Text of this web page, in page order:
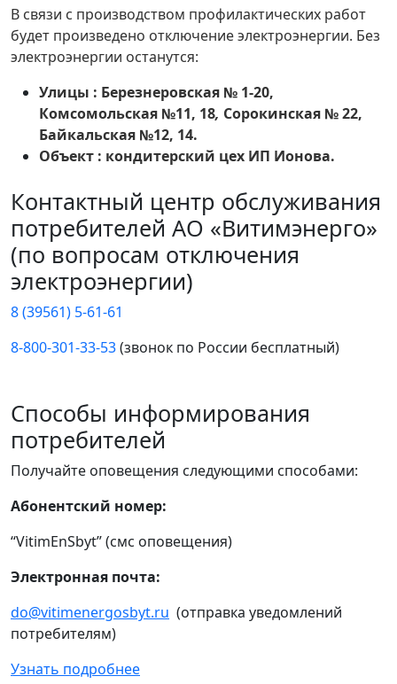
В связи с производством профилактических работ
будет произведено отключение электроэнергии. Без
электроэнергии останутся:
Улицы : Березнеровская № 1-20,
Комсомольская №11, 18, Сорокинская № 22,
Байкальская №12, 14.
Объект : кондитерский цех ИП Ионова.
Контактный центр обслуживания
потребителей АО «Витимэнерго»
(по вопросам отключения
электроэнергии)
8 (39561) 5-61-61
8-800-301-33-53(звонок по России бесплатный)
Способы информирования
потребителей
Получайте оповещения следующими способами:
Абонентский номер:
“VitimEnSbyt” (смс оповещения)
Электронная почта:
do@vitimenergosbyt.ru (отправка уведомлений
потребителям)
Узнать подробнее